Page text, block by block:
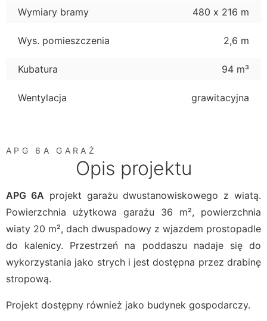
Wymiary bramy 480 x 216 m
Wys. pomieszczenia 2,6 m
Kubatura 94 m³
Wentylacja grawitacyjna
APG 6A GARAŻ
Opis projektu
APG 6A projekt garażu dwustanowiskowego z wiatą.
Powierzchnia użytkowa garażu 36 m², powierzchnia
wiaty 20 m², dach dwuspadowy z wjazdem prostopadle
do kalenicy. Przestrzeń na poddaszu nadaje się do
wykorzystania jako strych i jest dostępna przez drabinę
stropową.
Projekt dostępny również jako budynek gospodarczy.